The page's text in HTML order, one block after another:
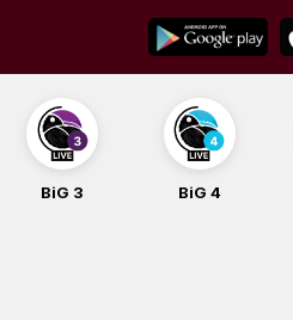
content
BiG 3 BiG 4